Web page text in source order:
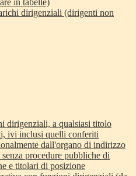
in tabelle)
dirigenziali (dirigenti non
dirigenziali, a qualsiasi titolo
ivi inclusi quelli conferiti
dall'organo di indirizzo
procedure pubbliche di
e titolari di posizione